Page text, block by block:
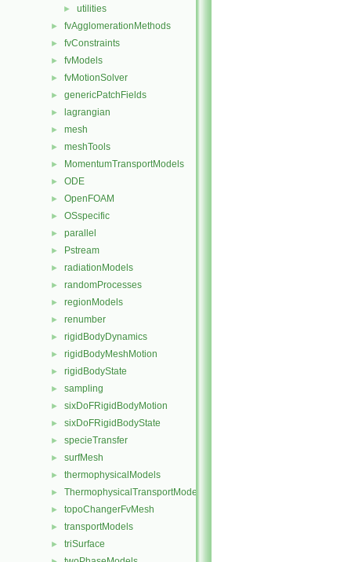
► utilities
► fvAgglomerationMethods
► fvConstraints
► fvModels
► fvMotionSolver
► genericPatchFields
► lagrangian
► mesh
► meshTools
► MomentumTransportModels
► ODE
► OpenFOAM
► OSspecific
► parallel
► Pstream
► radiationModels
► randomProcesses
► regionModels
► renumber
► rigidBodyDynamics
► rigidBodyMeshMotion
► rigidBodyState
► sampling
► sixDoFRigidBodyMotion
► sixDoFRigidBodyState
► specieTransfer
► surfMesh
► thermophysicalModels
► ThermophysicalTransportModels
► topoChangerFvMesh
► transportModels
► triSurface